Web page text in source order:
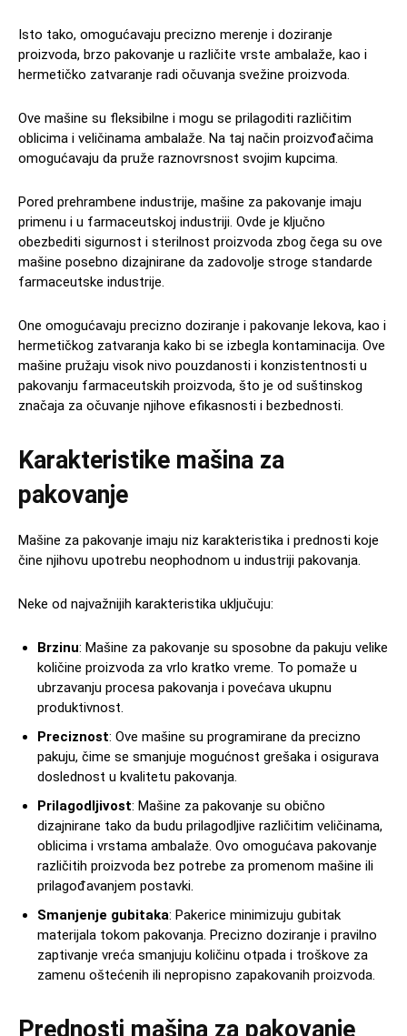
Isto tako, omogućavaju precizno merenje i doziranje
proizvoda, brzo pakovanje u različite vrste ambalaže, kao i
hermetičko zatvaranje radi očuvanja svežine proizvoda.
Ove mašine su fleksibilne i mogu se prilagoditi različitim
oblicima i veličinama ambalaže. Na taj način proizvođačima
omogućavaju da pruže raznovrsnost svojim kupcima.
Pored prehrambene industrije, mašine za pakovanje imaju
primenu i u farmaceutskoj industriji. Ovde je ključno
obezbediti sigurnost i sterilnost proizvoda zbog čega su ove
mašine posebno dizajnirane da zadovolje stroge standarde
farmaceutske industrije.
One omogućavaju precizno doziranje i pakovanje lekova, kao i
hermetičkog zatvaranja kako bi se izbegla kontaminacija. Ove
mašine pružaju visok nivo pouzdanosti i konzistentnosti u
pakovanju farmaceutskih proizvoda, što je od suštinskog
značaja za očuvanje njihove efikasnosti i bezbednosti.
Karakteristike mašina za
pakovanje
Mašine za pakovanje imaju niz karakteristika i prednosti koje
čine njihovu upotrebu neophodnom u industriji pakovanja.
Neke od najvažnijih karakteristika uključuju:
Brzinu: Mašine za pakovanje su sposobne da pakuju velike
količine proizvoda za vrlo kratko vreme. To pomaže u
ubrzavanju procesa pakovanja i povećava ukupnu
produktivnost.
Preciznost: Ove mašine su programirane da precizno
pakuju, čime se smanjuje mogućnost grešaka i osigurava
doslednost u kvalitetu pakovanja.
Prilagodljivost: Mašine za pakovanje su obično
dizajnirane tako da budu prilagodljive različitim veličinama,
oblicima i vrstama ambalaže. Ovo omogućava pakovanje
različitih proizvoda bez potrebe za promenom mašine ili
prilagođavanjem postavki.
Smanjenje gubitaka: Pakerice minimizuju gubitak
materijala tokom pakovanja. Precizno doziranje i pravilno
zaptivanje vreća smanjuju količinu otpada i troškove za
zamenu oštećenih ili nepropisno zapakovanih proizvoda.
Prednosti mašina za pakovanje